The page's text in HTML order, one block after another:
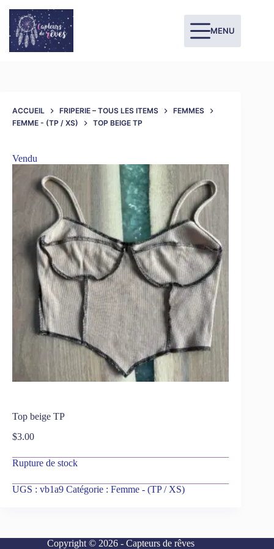
MENU
ACCUEIL FRIPERIE – TOUS LES ITEMS
FEMMES
FEMME - (TP / XS)
TOP BEIGE TP
Vendu
Top beige TP
$3.00
Rupture de stock
UGS : vb1a9 Catégorie : Femme - (TP / XS)
Copyright © 2026 - Capteurs de rêves